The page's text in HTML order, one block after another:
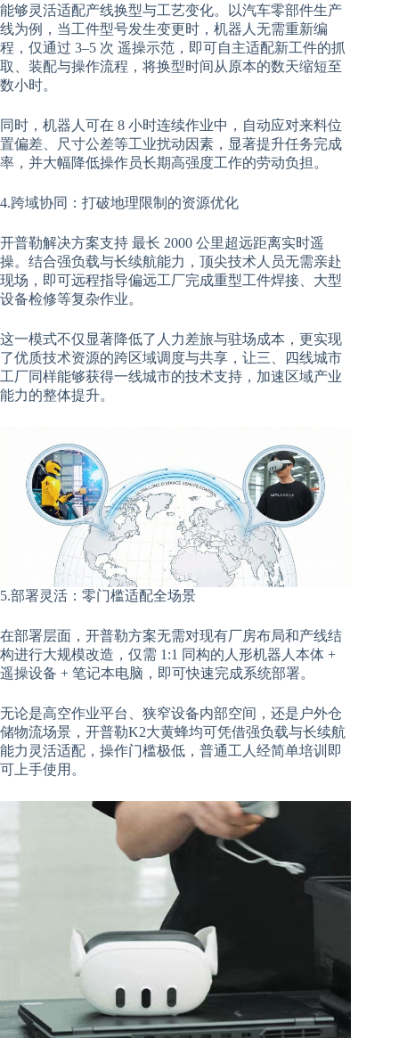
能够灵活适配产线换型与工艺变化。以汽车零部件生产
线为例，当工件型号发生变更时，机器人无需重新编
程，仅通过 3–5 次 遥操示范，即可自主适配新工件的抓
取、装配与操作流程，将换型时间从原本的数天缩短至
数小时。
同时，机器人可在 8 小时连续作业中，自动应对来料位
置偏差、尺寸公差等工业扰动因素，显著提升任务完成
率，并大幅降低操作员长期高强度工作的劳动负担。
4.跨域协同：打破地理限制的资源优化
开普勒解决方案支持 最长 2000 公里超远距离实时遥
操。结合强负载与长续航能力，顶尖技术人员无需亲赴
现场，即可远程指导偏远工厂完成重型工件焊接、大型
设备检修等复杂作业。
这一模式不仅显著降低了人力差旅与驻场成本，更实现
了优质技术资源的跨区域调度与共享，让三、四线城市
工厂同样能够获得一线城市的技术支持，加速区域产业
能力的整体提升。
5.部署灵活：零门槛适配全场景
在部署层面，开普勒方案无需对现有厂房布局和产线结
构进行大规模改造，仅需 1:1 同构的人形机器人本体 +
遥操设备 + 笔记本电脑，即可快速完成系统部署。
无论是高空作业平台、狭窄设备内部空间，还是户外仓
储物流场景，开普勒K2大黄蜂均可凭借强负载与长续航
能力灵活适配，操作门槛极低，普通工人经简单培训即
可上手使用。